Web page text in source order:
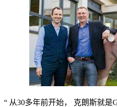
“ 从30多年前开始， 克朗斯就是